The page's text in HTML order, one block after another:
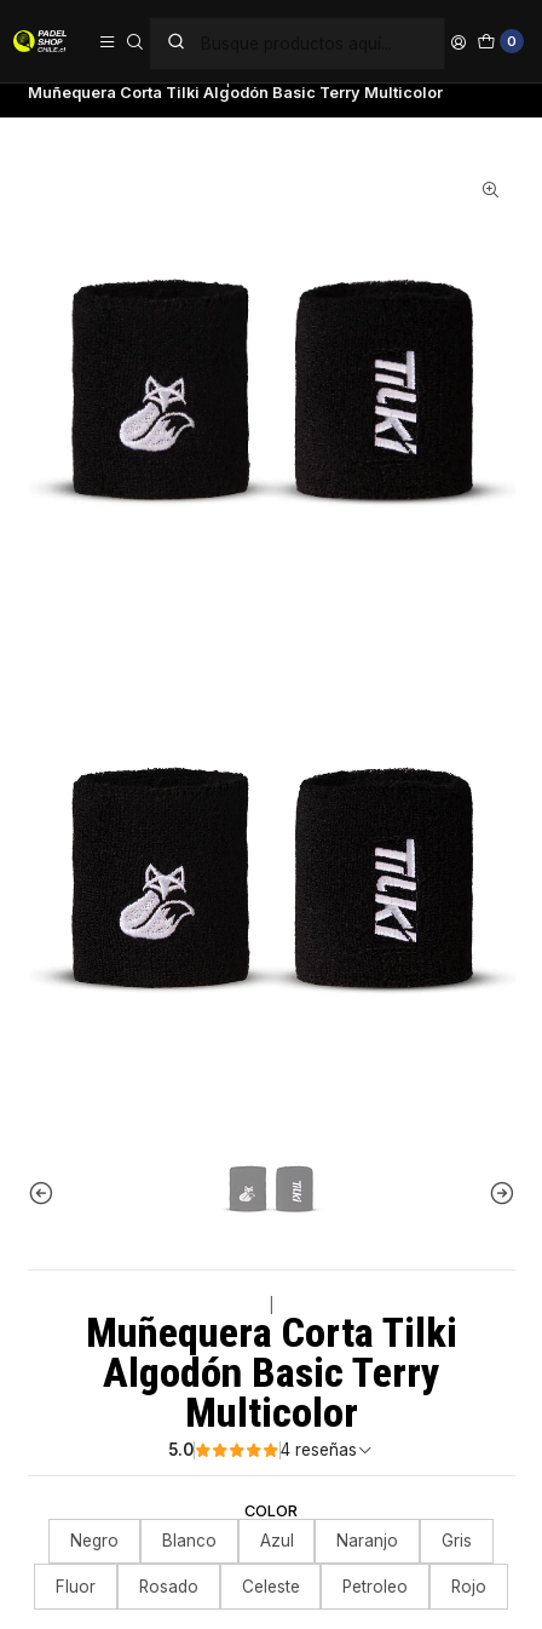
0
Muñequera Corta Tilki Algodón Basic Terry Multicolor
Muñequera Corta Tilki
Algodón Basic Terry
Multicolor
5.0 4 reseñas
COLOR
Negro Blanco Azul Naranjo Gris
Fluor Rosado Celeste Petroleo Rojo